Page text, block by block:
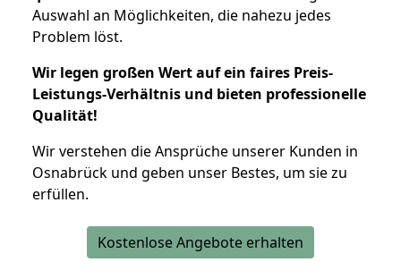
Auswahl an Möglichkeiten, die nahezu jedes
Problem löst.
Wir legen großen Wert auf ein faires Preis-
Leistungs-Verhältnis und bieten professionelle
Qualität!
Wir verstehen die Ansprüche unserer Kunden in
Osnabrück und geben unser Bestes, um sie zu
erfüllen.
Kostenlose Angebote erhalten